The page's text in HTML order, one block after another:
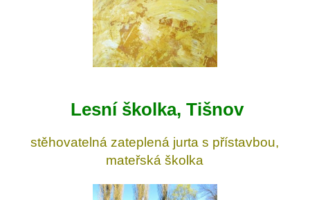
Lesní školka, Tišnov
stěhovatelná zateplená jurta s přístavbou,
mateřská školka